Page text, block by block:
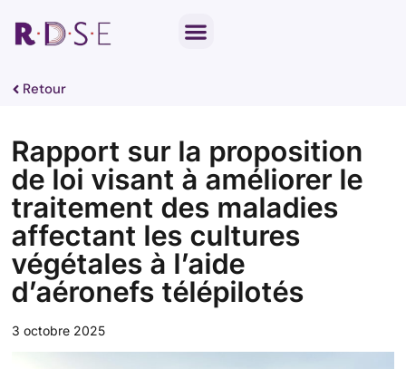
Retour
Rapport sur la proposition
de loi visant à améliorer le
traitement des maladies
affectant les cultures
végétales à l’aide
d’aéronefs télépilotés
3 octobre 2025